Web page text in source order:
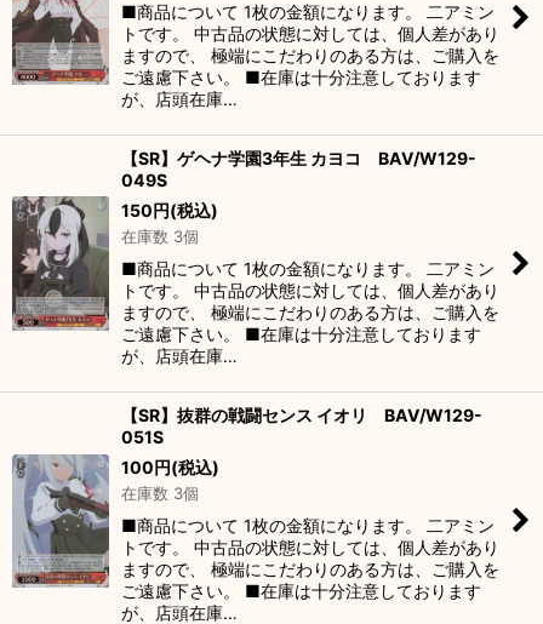
■商品について 1枚の金額になります。 二アミン
トです。 中古品の状態に対しては、個人差があり
ますので、 極端にこだわりのある方は、ご購入を
ご遠慮下さい。 ■在庫は十分注意しております
が、店頭在庫…
【SR】ゲヘナ学園3年生 カヨコ BAV/W129-
049S
150円(税込)
在庫数 3個
■商品について 1枚の金額になります。 二アミン
トです。 中古品の状態に対しては、個人差があり
ますので、 極端にこだわりのある方は、ご購入を
ご遠慮下さい。 ■在庫は十分注意しております
が、店頭在庫…
【SR】抜群の戦闘センス イオリ BAV/W129-
051S
100円(税込)
在庫数 3個
■商品について 1枚の金額になります。 二アミン
トです。 中古品の状態に対しては、個人差があり
ますので、 極端にこだわりのある方は、ご購入を
ご遠慮下さい。 ■在庫は十分注意しております
が、店頭在庫…